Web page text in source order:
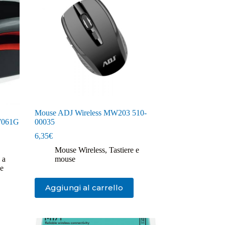
Mouse ADJ Wireless MW203 510-
00035
6,35€
Mouse Wireless, Tastiere e
mouse
Aggiungi al carrello